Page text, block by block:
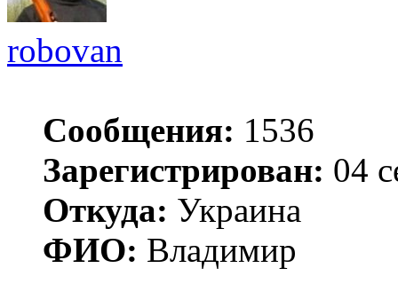
robovan
Сообщения: 1536
Зарегистрирован: 04
Откуда: Украина
ФИО: Владимир